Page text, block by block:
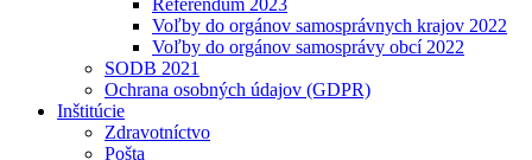
Referendum 2023
Voľby do orgánov samosprávnych krajov 2022
Voľby do orgánov samosprávy obcí 2022
SODB 2021
Ochrana osobných údajov (GDPR)
Inštitúcie
Zdravotníctvo
Pošta